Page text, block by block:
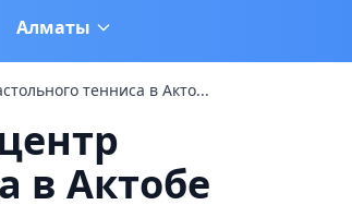
Алматы
тенниса в Акто...
в Актобе